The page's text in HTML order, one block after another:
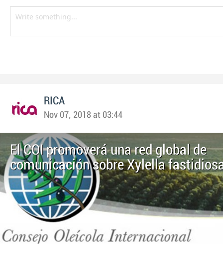
RICA
Nov 07, 2018 at 03:44
El COI promoverá una red global de
comunicación sobre Xylella